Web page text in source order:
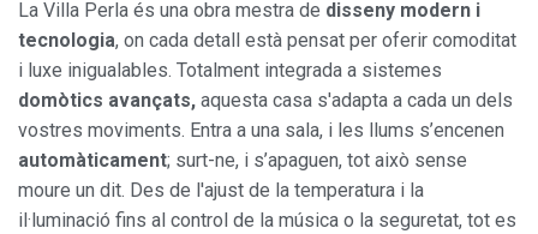
La Villa Perla és una obra mestra de disseny modern i
tecnologia, on cada detall està pensat per oferir comoditat
i luxe inigualables. Totalment integrada a sistemes
domòtics avançats, aquesta casa s'adapta a cada un dels
vostres moviments. Entra a una sala, i les llums s’encenen
automàticament; surt-ne, i s’apaguen, tot això sense
moure un dit. Des de l'ajust de la temperatura i la
il·luminació fins al control de la música o la seguretat, tot es